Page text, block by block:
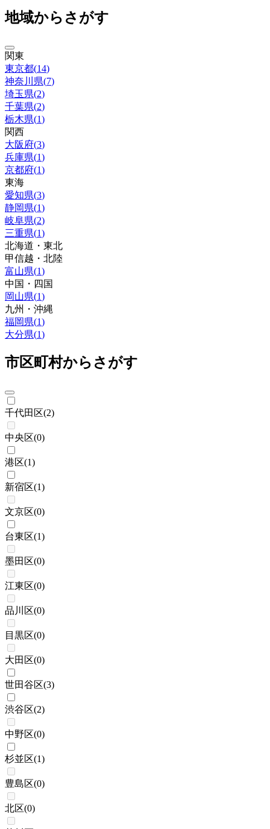
地域からさがす
関東
東京都(14)
神奈川県(7)
埼玉県(2)
千葉県(2)
栃木県(1)
関西
大阪府(3)
兵庫県(1)
京都府(1)
東海
愛知県(3)
静岡県(1)
岐阜県(2)
三重県(1)
北海道・東北
甲信越・北陸
富山県(1)
中国・四国
岡山県(1)
九州・沖縄
福岡県(1)
大分県(1)
市区町村からさがす
千代田区(2)
中央区(0)
港区(1)
新宿区(1)
文京区(0)
台東区(1)
墨田区(0)
江東区(0)
品川区(0)
目黒区(0)
大田区(0)
世田谷区(3)
渋谷区(2)
中野区(0)
杉並区(1)
豊島区(0)
北区(0)